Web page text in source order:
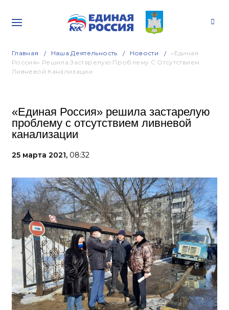
Главная Наша Деятельность Новости
«Единая
Россия» Решила Застарелую Проблему С Отсутствием
Ливневой Канализации
«Единая Россия» решила застарелую
проблему с отсутствием ливневой
канализации
25 марта 2021, 08:32